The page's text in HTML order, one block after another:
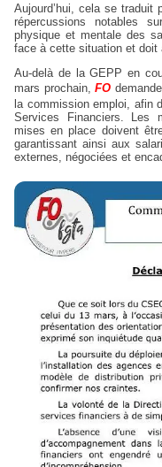
Aujourd’hui, cela se traduit
répercussions notables
physique et mentale des
face à cette situation et doit
Au-delà de la GEPP en
mars prochain,FO
la commission emploi, afin
Services Financiers. Les
mises en place doivent
garantissant ainsi aux
externes, négociées et